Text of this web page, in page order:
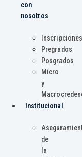
con
nosotros
Inscripciones
Pregrados
Posgrados
Micro
y
Institucional
de
la